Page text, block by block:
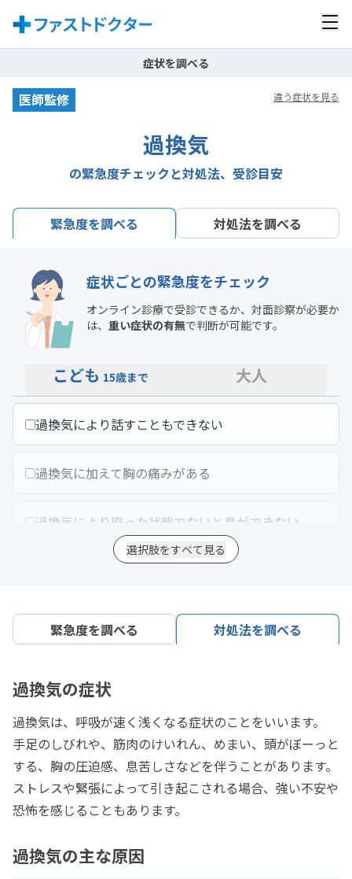
症状を調べる
医師監修 違う症状を見る
過換気
の緊急度チェックと対処法、受診目安
緊急度を調べる 対処法を調べる
症状ごとの緊急度をチェック
オンライン診療で受診できるか、対面診察が必要か
は、 重い症状の有無で判断が可能です。
こども 15歳まで 大人
過換気により話すこともできない
過換気に加えて胸の痛みがある
過換気により座った状態でないと息ができない
過換気に加えて顔面や口のまわりのしびれ、手足の
過換気に加えて意識が遠のく感じがする
過換気により手や足がピクピクする、ひきつる、ま
たは痙攣している
過換気に加えて日中に異常なほどの眠気がある
過換気に加えて不安が強く、情緒が不安定である
選択肢をすべて見る
緊急度を調べる 対処法を調べる
過換気の症状
過換気は、呼吸が速く浅くなる症状のことをいいます。
手足のしびれや、筋肉のけいれん、めまい、頭がぼーっと
する、胸の圧迫感、息苦しさなどを伴うことがあります。
ストレスや緊張によって引き起こされる場合、強い不安や
恐怖を感じることもあります。
過換気の主な原因